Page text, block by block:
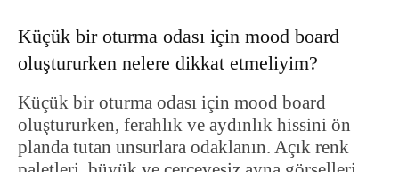
Küçük bir oturma odası için mood board
oluştururken nelere dikkat etmeliyim?
Küçük bir oturma odası için mood board
oluştururken, ferahlık ve aydınlık hissini ön
planda tutan unsurlara odaklanın. Açık renk